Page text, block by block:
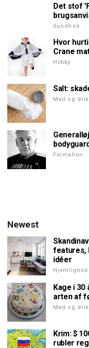
Det stof
Sundhed
Hvor
Crane
Hobby
Salt:
Mad og
Formation
Newest
features,
idéer
Hjemlighed
Kage i 30
arten af
Mad og
Krim: $
rubler